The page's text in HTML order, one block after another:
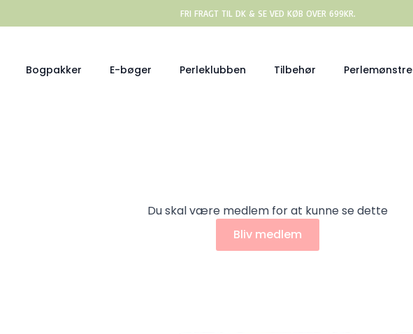
FRI FRAGT TIL DK & SE VED KØB OVER 699KR.
Bogpakker E-bøger Perleklubben Tilbehør Perlemønstre
Du skal være medlem for at kunne se dette
Bliv medlem